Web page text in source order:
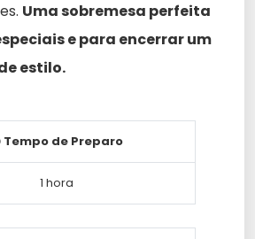
Uma sobremesa perfeita
e para encerrar um
estilo.
Tempo de Preparo
1 hora